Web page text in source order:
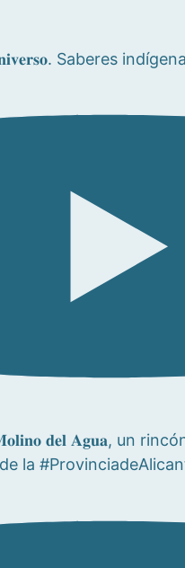
Saberes
𝐝𝐞𝐥 𝐀𝐠𝐮𝐚, un
la